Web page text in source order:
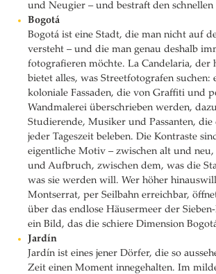
und Neugier – und bestraft den schnellen
Bogotá
Bogotá ist eine Stadt, die man nicht auf
versteht – und die man genau deshalb
fotografieren möchte. La Candelaria, der
bietet alles, was Streetfotografen suchen:
koloniale Fassaden, die von Graffiti und
Wandmalerei überschrieben werden,
Studierende, Musiker und Passanten, die
jeder Tageszeit beleben. Die Kontraste
eigentliche Motiv – zwischen alt und
und Aufbruch, zwischen dem, was die
was sie werden will. Wer höher
Montserrat, per Seilbahn erreichbar,
über das endlose Häusermeer der
ein Bild, das die schiere Dimension
Jardín
Jardín ist eines jener Dörfer, die so
Zeit einen Moment innegehalten. Im